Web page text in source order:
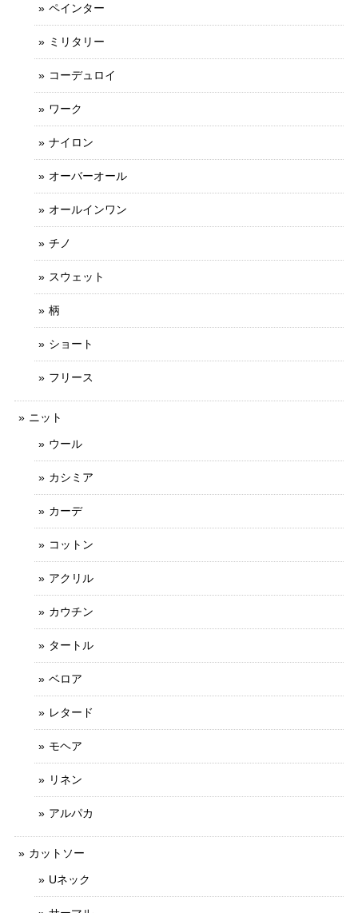
ペインター
ミリタリー
コーデュロイ
ワーク
ナイロン
オーバーオール
オールインワン
チノ
スウェット
柄
ショート
フリース
ニット
ウール
カシミア
カーデ
コットン
アクリル
カウチン
タートル
ベロア
レタード
モヘア
リネン
アルパカ
カットソー
Uネック